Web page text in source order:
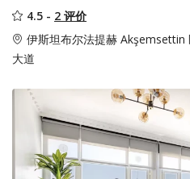
4.5 - 2 评价
伊斯坦布尔法提赫
大道